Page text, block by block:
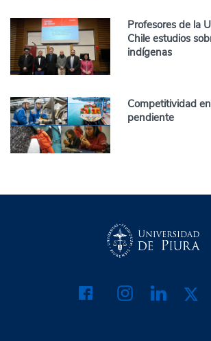
Profesores de la
Chile estudios
indígenas
Competitividad
pendiente